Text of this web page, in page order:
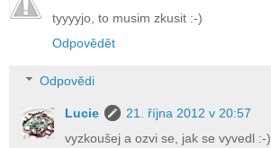
tyyyyjo, to musim zkusit :-)
Odpovědět
Odpovědi
Lucie
21. října 2012 v 20:57
vyzkoušej a ozvi se, jak se vyvedl :-)